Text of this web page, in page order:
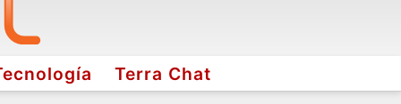
Terra Chat